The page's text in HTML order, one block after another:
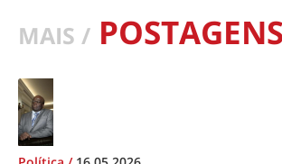
MAIS / POSTAGENS